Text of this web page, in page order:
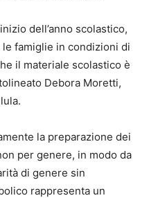
dell’anno scolastico,
famiglie in condizioni di
il materiale scolastico è
Debora Moretti,
la preparazione dei
per genere, in modo da
di genere sin
rappresenta un